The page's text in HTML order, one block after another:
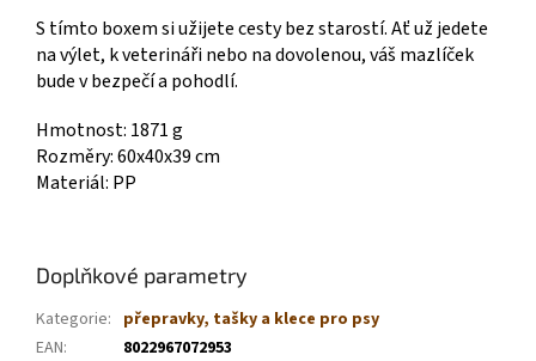
S tímto boxem si užijete cesty bez starostí. Ať už jedete
na výlet, k veterináři nebo na dovolenou, váš mazlíček
bude v bezpečí a pohodlí.
Hmotnost: 1871 g
Rozměry: 60x40x39 cm
Materiál: PP
Doplňkové parametry
Kategorie: přepravky, tašky a klece pro psy
EAN:
8022967072953